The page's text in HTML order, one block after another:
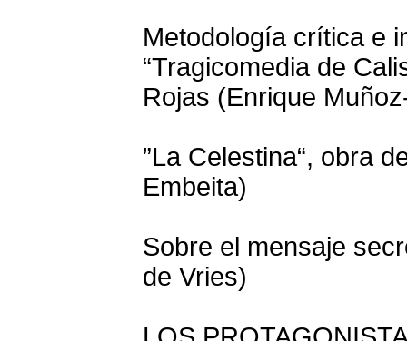
Metodología crítica e
“Tragicomedia de
Rojas (Enrique
”La Celestina“, obra
Embeita)
Sobre el mensaje
de Vries)